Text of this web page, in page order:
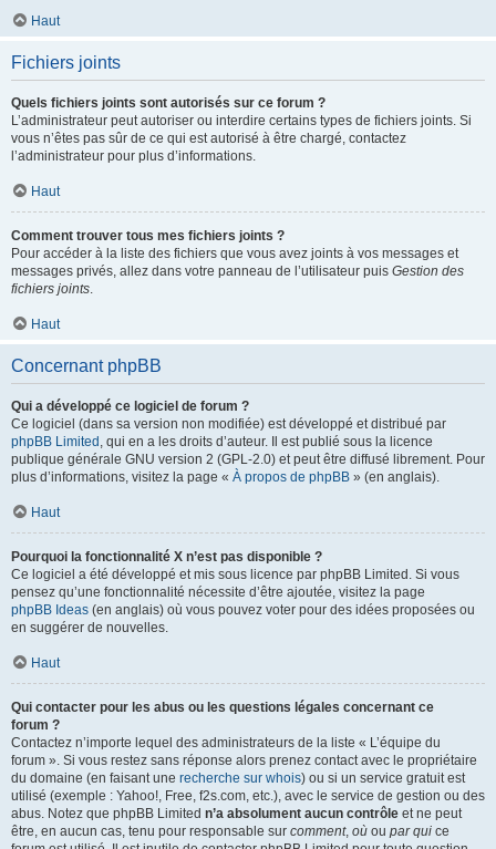
Haut
Fichiers joints
Quels fichiers joints sont autorisés sur ce forum ?
L’administrateur peut autoriser ou interdire certains types de fichiers joints. Si
vous n’êtes pas sûr de ce qui est autorisé à être chargé, contactez
l’administrateur pour plus d’informations.
Haut
Comment trouver tous mes fichiers joints ?
Pour accéder à la liste des fichiers que vous avez joints à vos messages et
messages privés, allez dans votre panneau de l’utilisateur puis Gestion des
fichiers joints.
Haut
Concernant phpBB
Qui a développé ce logiciel de forum ?
Ce logiciel (dans sa version non modifiée) est développé et distribué par
phpBB Limited , qui en a les droits d’auteur. Il est publié sous la licence
publique générale GNU version 2 (GPL-2.0) et peut être diffusé librement. Pour
plus d’informations, visitez la page « À propos de phpBB » (en anglais).
Haut
Pourquoi la fonctionnalité X n’est pas disponible ?
Ce logiciel a été développé et mis sous licence par phpBB Limited. Si vous
pensez qu’une fonctionnalité nécessite d’être ajoutée, visitez la page
phpBB Ideas (en anglais) où vous pouvez voter pour des idées proposées ou
en suggérer de nouvelles.
Haut
Qui contacter pour les abus ou les questions légales concernant ce
forum ?
Contactez n’importe lequel des administrateurs de la liste « L’équipe du
forum ». Si vous restez sans réponse alors prenez contact avec le propriétaire
du domaine (en faisant une recherche sur whois) ou si un service gratuit est
utilisé (exemple : Yahoo!, Free, f2s.com, etc.), avec le service de gestion ou des
abus. Notez que phpBB Limited n’a absolument aucun contrôle et ne peut
être, en aucun cas, tenu pour responsable sur comment, où ou par qui ce